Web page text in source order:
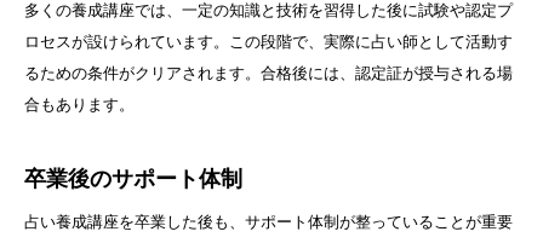
多くの養成講座では、一定の知識と技術を習得した後に試験や認定プ
ロセスが設けられています。この段階で、実際に占い師として活動す
るための条件がクリアされます。合格後には、認定証が授与される場
合もあります。
卒業後のサポート体制
占い養成講座を卒業した後も、サポート体制が整っていることが重要